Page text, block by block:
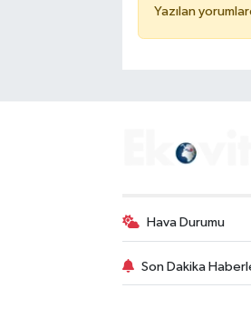
Yazılan
Hava Durumu
Son Dakika